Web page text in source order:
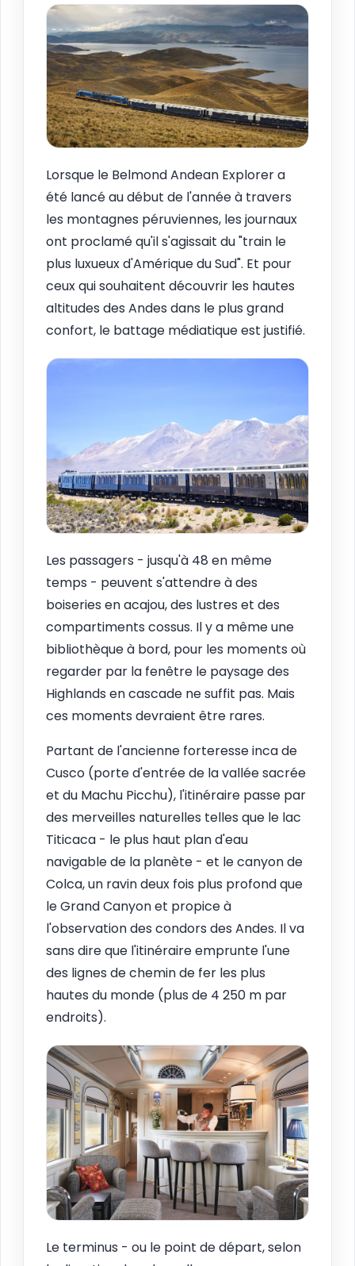
Lorsque le Belmond Andean Explorer a
été lancé au début de l'année à travers
les montagnes péruviennes, les journaux
ont proclamé qu'il s'agissait du "train le
plus luxueux d'Amérique du Sud". Et pour
ceux qui souhaitent découvrir les hautes
altitudes des Andes dans le plus grand
confort, le battage médiatique est justifié.
Les passagers - jusqu'à 48 en même
temps - peuvent s'attendre à des
boiseries en acajou, des lustres et des
compartiments cossus. Il y a même une
bibliothèque à bord, pour les moments où
regarder par la fenêtre le paysage des
Highlands en cascade ne suffit pas. Mais
ces moments devraient être rares.
Partant de l'ancienne forteresse inca de
Cusco (porte d'entrée de la vallée sacrée
et du Machu Picchu), l'itinéraire passe par
des merveilles naturelles telles que le lac
Titicaca - le plus haut plan d'eau
navigable de la planète - et le canyon de
Colca, un ravin deux fois plus profond que
le Grand Canyon et propice à
l'observation des condors des Andes. Il va
sans dire que l'itinéraire emprunte l'une
des lignes de chemin de fer les plus
hautes du monde (plus de 4 250 m par
endroits).
Le terminus - ou le point de départ, selon